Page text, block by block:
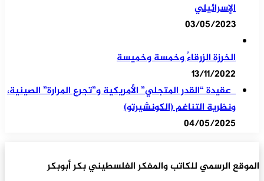
الإسرائيلي
03/05/2023
الخرزة الزرقاءُ وخمسة وخميسة
13/11/2022
عقيدة “القدر المتجلي” الأمريكية و”تجرع المرارة” الصينية،
ونظرية التناغم (الكونشيرتو)
04/05/2025
الموقع الرسمي للكاتب والمفكر الفلسطيني بكر أبوبكر